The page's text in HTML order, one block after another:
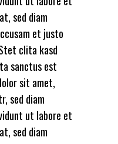
sed diam
et justo
clita kasd
sanctus est
sit amet,
sed diam
ut labore et
sed diam